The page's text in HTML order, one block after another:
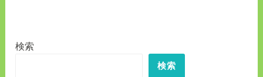
シ
検索
検索